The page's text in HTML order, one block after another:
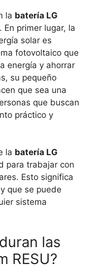
la batería LG
En primer lugar, la
solar es
fotovoltaico que
energía y ahorrar
su pequeño
que sea una
que buscan
práctico y
la batería LG
para trabajar con
Esto significa
que se puede
sistema
las
RESU?